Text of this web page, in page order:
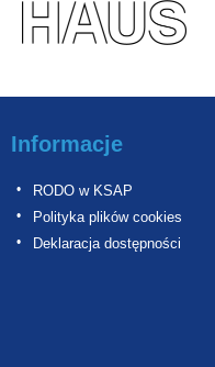
Informacje
RODO w KSAP
Polityka plików cookies
Deklaracja dostępności